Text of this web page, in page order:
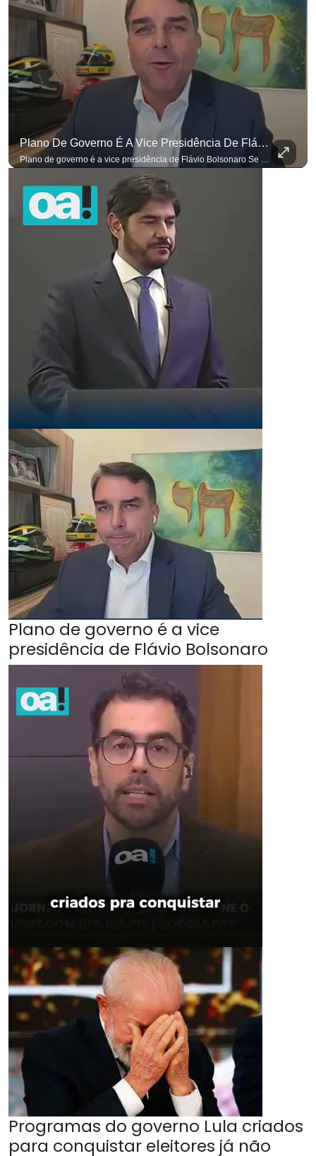
Plano De Governo É A Vice Presidência De Flávio Bolsonaro
Plano de governo é a vice presidência de Flávio Bolsonaro Se você busca informação com credibilidade, inscreva-se agora e ative o
Plano de governo é a vice
presidência de Flávio Bolsonaro
Programas do governo Lula criados
para conquistar eleitores já não